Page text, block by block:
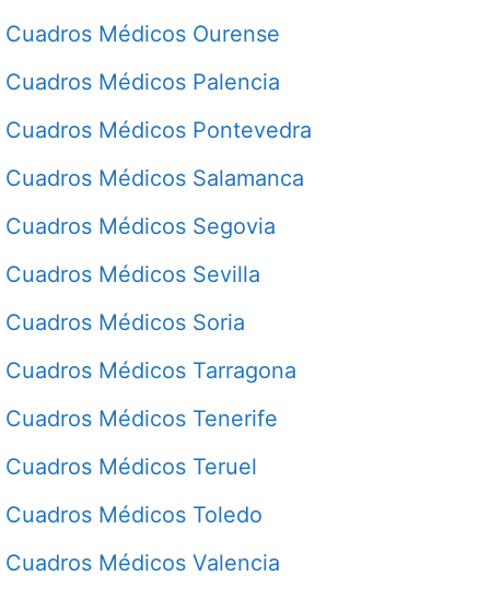
Cuadros Médicos Ourense
Cuadros Médicos Palencia
Cuadros Médicos Pontevedra
Cuadros Médicos Salamanca
Cuadros Médicos Segovia
Cuadros Médicos Sevilla
Cuadros Médicos Soria
Cuadros Médicos Tarragona
Cuadros Médicos Tenerife
Cuadros Médicos Teruel
Cuadros Médicos Toledo
Cuadros Médicos Valencia